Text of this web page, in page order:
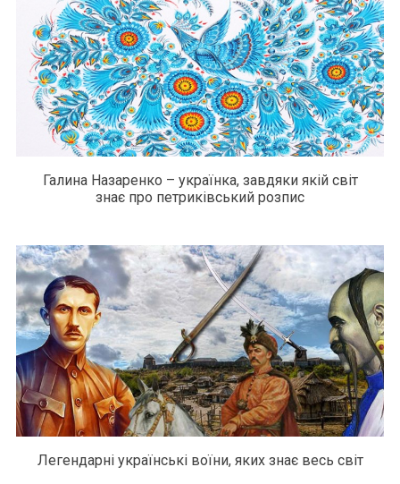
Галина Назаренко – українка, завдяки якій світ
знає про петриківський розпис
Легендарні українські воїни, яких знає весь світ